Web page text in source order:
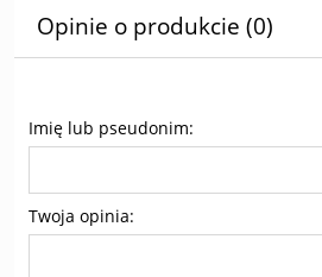
Opinie o produkcie (0)
Imię lub pseudonim:
Twoja opinia: